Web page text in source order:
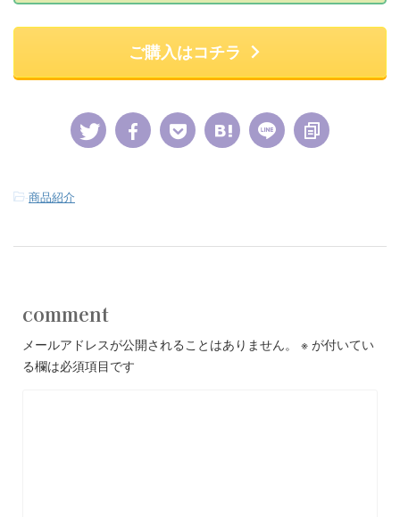
ご購入はコチラ
-商品紹介
comment
メールアドレスが公開されることはありません。 ※ が付いてい
る欄は必須項目です